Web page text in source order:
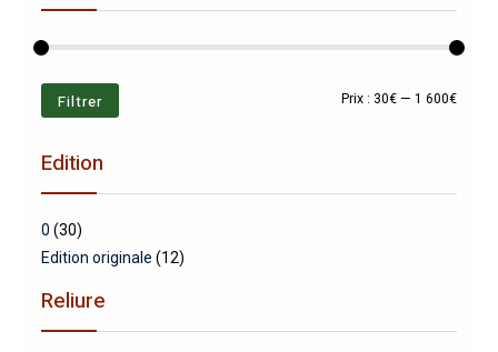
Prix
Prix
Filtrer Prix : 30€ —1 600€
Edition
0 (30)
Edition originale (12)
Reliure